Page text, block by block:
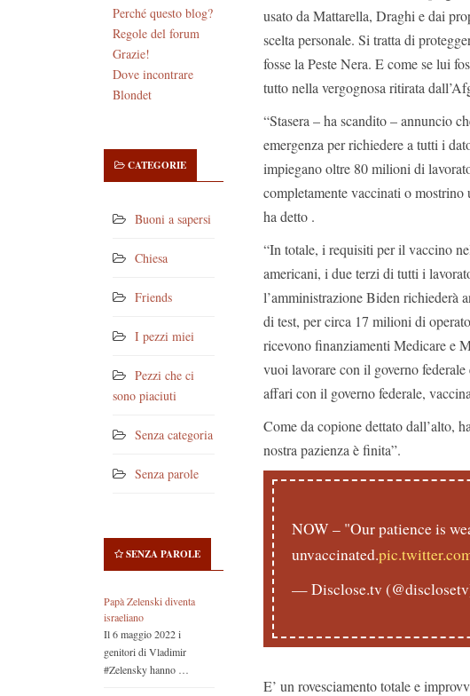
Perché questo blog?
Regole del forum
Grazie!
Dove incontrare
Blondet
CATEGORIE
Buoni a sapersi
Chiesa
Friends
I pezzi miei
Pezzi che ci
sono piaciuti
Senza categoria
Senza parole
SENZA PAROLE
Papà Zelenski diventa
israeliano
Il 6 maggio 2022 i
genitori di Vladimir
#Zelensky hanno …
usato da Mattarella, Draghi e dai
scelta personale. Si tratta di
fosse la Peste Nera. E come se lui
tutto nella vergognosa ritirata
“Stasera – ha scandito – annuncio
emergenza per richiedere a tutti i
impiegano oltre 80 milioni di
completamente vaccinati o mostrino
ha detto .
“In totale, i requisiti per il vaccino
americani, i due terzi di tutti i
l’amministrazione Biden richiederà
di test, per circa 17 milioni di
ricevono finanziamenti Medicare e
vuoi lavorare con il governo
affari con il governo federale,
Come da copione dettato dall’alto,
nostra pazienza è finita”.
NOW – "Our patience is
unvaccinated.
— Disclose.tv
E’ un rovesciamento totale e